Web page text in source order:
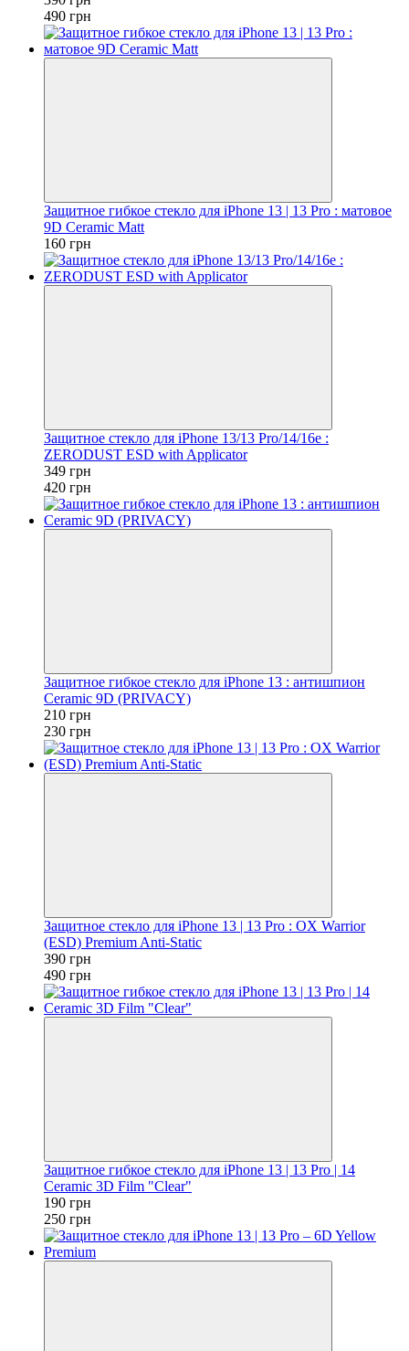
490 грн
Защитное гибкое стекло для iPhone 13 | 13 Pro : матовое
9D Ceramic Matt
160 грн
Защитное стекло для iPhone 13/13 Pro/14/16e :
ZERODUST ESD with Applicator
349 грн
420 грн
Защитное гибкое стекло для iPhone 13 : антишпион
Ceramic 9D (PRIVACY)
210 грн
230 грн
Защитное стекло для iPhone 13 | 13 Pro : OX Warrior
(ESD) Premium Anti-Static
390 грн
490 грн
Защитное гибкое стекло для iPhone 13 | 13 Pro | 14
Ceramic 3D Film "Clear"
190 грн
250 грн